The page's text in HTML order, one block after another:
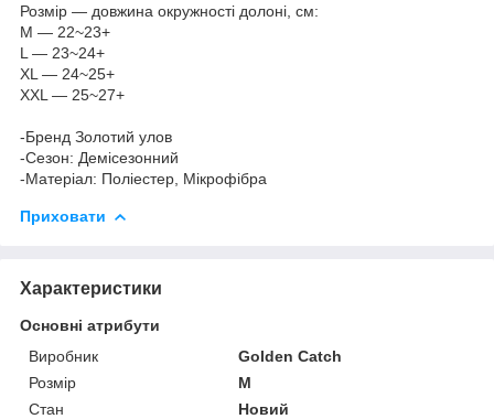
Розмір — довжина окружності долоні, см:
M — 22~23+
L — 23~24+
XL — 24~25+
XXL — 25~27+
-Бренд Золотий улов
-Сезон: Демісезонний
-Матеріал: Поліестер, Мікрофібра
Приховати
Характеристики
Основні атрибути
Виробник
Golden Catch
Розмір
M
Стан
Новий